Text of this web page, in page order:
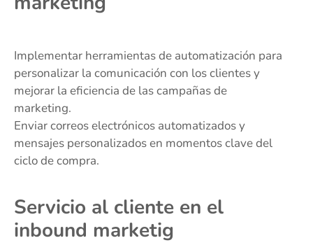
Implementar herramientas de automatización para
personalizar la comunicación con los clientes y
mejorar la eficiencia de las campañas de
marketing.
Enviar correos electrónicos automatizados y
mensajes personalizados en momentos clave del
ciclo de compra.
Servicio al cliente en el
inbound marketig